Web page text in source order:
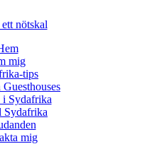
mig
tips
Sydafrika
Sydafrika
mig